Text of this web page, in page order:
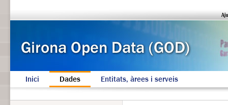
Inici Dades Entitats, àrees i serveis